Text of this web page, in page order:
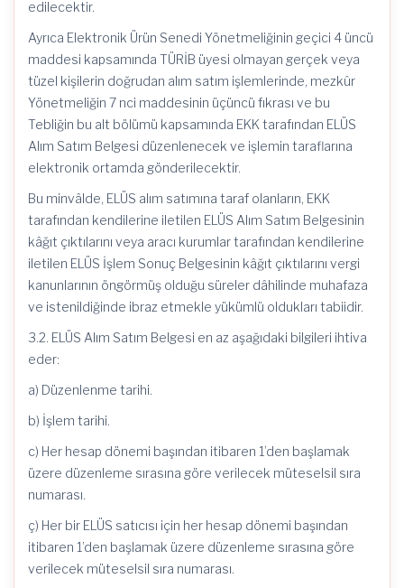
edilecektir.
Ayrıca Elektronik Ürün Senedi Yönetmeliğinin geçici 4 üncü
maddesi kapsamında TÜRİB üyesi olmayan gerçek veya
tüzel kişilerin doğrudan alım satım işlemlerinde, mezkûr
Yönetmeliğin 7 nci maddesinin üçüncü fıkrası ve bu
Tebliğin bu alt bölümü kapsamında EKK tarafından ELÜS
Alım Satım Belgesi düzenlenecek ve işlemin taraflarına
elektronik ortamda gönderilecektir.
Bu minvâlde, ELÜS alım satımına taraf olanların, EKK
tarafından kendilerine iletilen ELÜS Alım Satım Belgesinin
kâğıt çıktılarını veya aracı kurumlar tarafından kendilerine
iletilen ELÜS İşlem Sonuç Belgesinin kâğıt çıktılarını vergi
kanunlarının öngörmüş olduğu süreler dâhilinde muhafaza
ve istenildiğinde ibraz etmekle yükümlü oldukları tabiidir.
3.2. ELÜS Alım Satım Belgesi en az aşağıdaki bilgileri ihtiva
eder:
a) Düzenlenme tarihi.
b) İşlem tarihi.
c) Her hesap dönemi başından itibaren 1’den başlamak
üzere düzenleme sırasına göre verilecek müteselsil sıra
numarası.
ç) Her bir ELÜS satıcısı için her hesap dönemi başından
itibaren 1’den başlamak üzere düzenleme sırasına göre
verilecek müteselsil sıra numarası.